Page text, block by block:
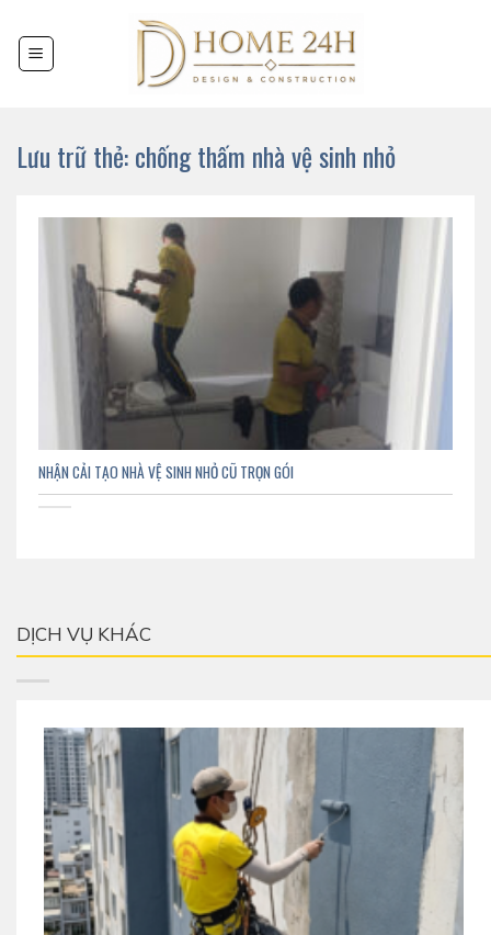
đến
nội
Lưu trữ thẻ:chống thấm nhà vệ sinh nhỏ
NHẬN CẢI TẠO NHÀ VỆ SINH NHỎ CŨ TRỌN GÓI
DỊCH VỤ KHÁC